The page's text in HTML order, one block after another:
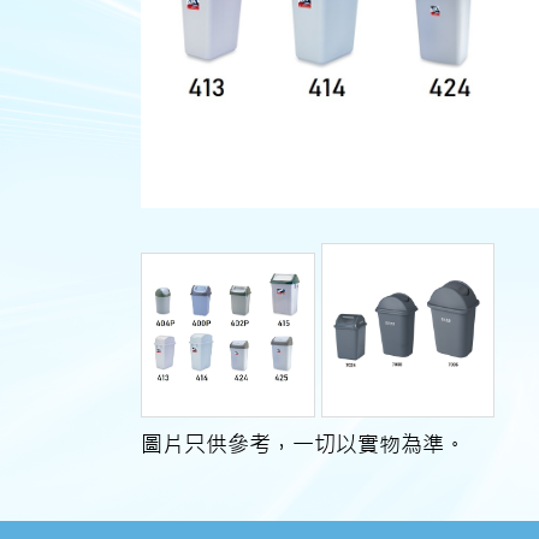
圖片只供參考，一切以實物為準。